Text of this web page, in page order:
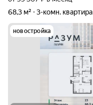
68,3 м²
3-комн. квартира
новостройка